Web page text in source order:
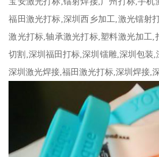
福田激光打标,深圳西乡加工,激光镭射
激光打标,轴承激光打标,塑料激光加工
切割,深圳福田打标,深圳镭雕,深圳包装
深圳激光焊接,福田激光打标,深圳焊接,